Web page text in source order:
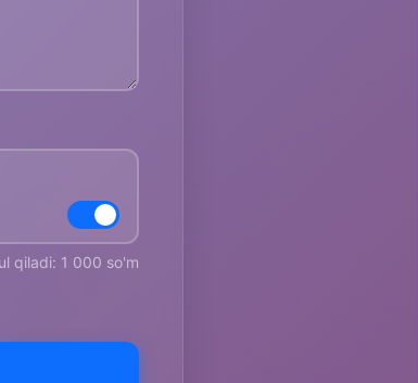
qiladi: 1 000 so'm